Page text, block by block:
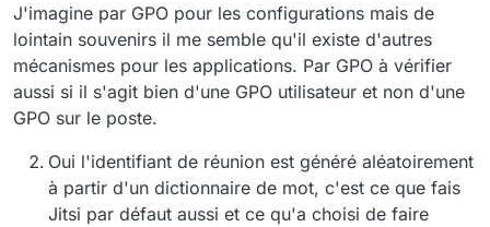
J'imagine par GPO pour les configurations mais de
lointain souvenirs il me semble qu'il existe d'autres
mécanismes pour les applications. Par GPO à vérifier
aussi si il s'agit bien d'une GPO utilisateur et non d'une
GPO sur le poste.
Oui l'identifiant de réunion est généré aléatoirement
à partir d'un dictionnaire de mot, c'est ce que fais
Jitsi par défaut aussi et ce qu'a choisi de faire